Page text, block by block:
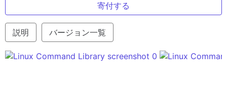
寄付する
説明 バージョン一覧